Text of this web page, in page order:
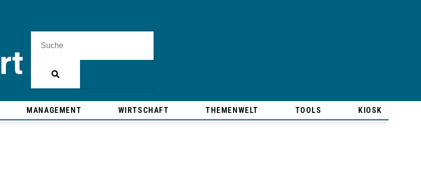
MANAGEMENT WIRTSCHAFT THEMENWELT TOOLS KIOSK